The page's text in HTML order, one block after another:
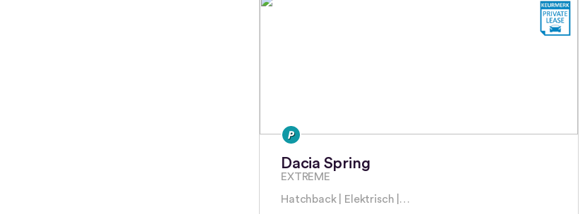
Dacia Spring
EXTREME
Hatchback | Elektrisch |…